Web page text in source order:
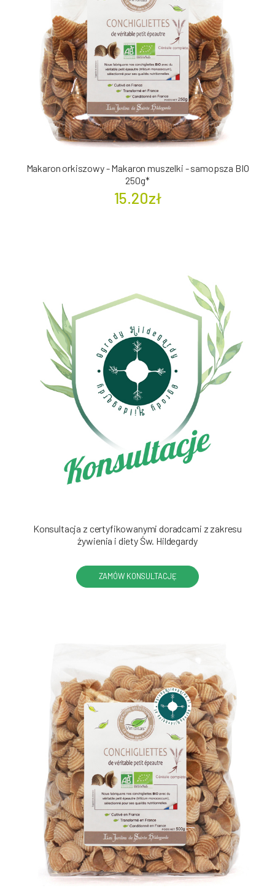
Makaron orkiszowy - Makaron muszelki - samopsza BIO
250g*
15.20zł
Konsultacja z certyfikowanymi doradcami z zakresu
żywienia i diety Św. Hildegardy
ZAMÓW KONSULTACJĘ